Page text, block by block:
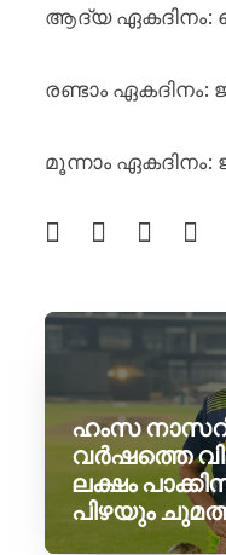
ആദ്യ ഏകദിനം:
രണ്ടാം
മൂന്നാം
ഹംസ
വർഷത്തെ
ലക്ഷം
പിഴയും